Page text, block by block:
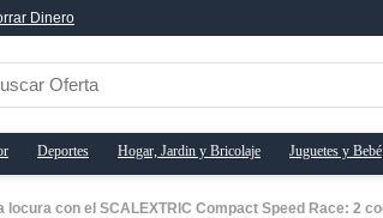
Dinero
Deportes Hogar, Jardin y Bricolaje Juguetes y Bebé
locura con el SCALEXTRIC Compact Speed Race: 2